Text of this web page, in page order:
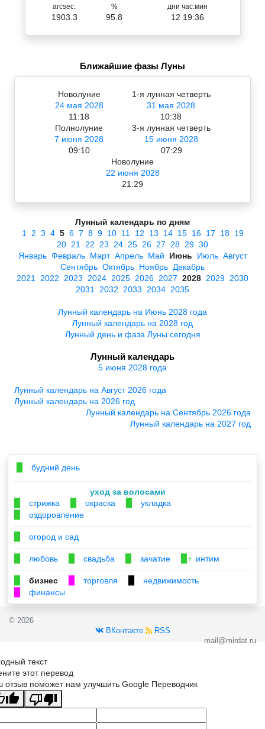
arcsec.
1903.3
%
95.8
дни час:мин
12 19:36
Ближайшие фазы Луны
Новолуние
24 мая 2028
11:18
1-я лунная четверть
31 мая 2028
10:38
Полнолуние
7 июня 2028
09:10
3-я лунная четверть
15 июня 2028
07:29
Новолуние
22 июня 2028
21:29
Лунный календарь по дням
1
2 3 4 5 6 7 8 9 10 11 12 13 14 15 16 17 18 19
20 21 22 23 24 25 26 27 28 29 30
Январь Февраль Март Апрель Май Июнь Июль Август
Сентябрь Октябрь Ноябрь Декабрь
2021
2022 2023 2024 2025 2026 2027 2028 2029 2030
2031
2032 2033 2034 2035
Лунный календарь на Июнь 2028 года
Лунный календарь на 2028 год
Лунный день и фаза Луны сегодня
Лунный календарь
5 июня 2028 года
Лунный календарь на Август 2026 года
Лунный календарь на 2026 год
Лунный календарь на Сентябрь 2026 года
Лунный календарь на 2027 год
будний день
уход за волосами
стрижка окраска укладка
оздоровление
огород и сад
любовь свадьба зачатие ▉+ интим
бизнес торговля недвижимость
финансы
© 2026
ВКонтакте
RSS
mail@mirdat.ru
текст
этот перевод
отзыв поможет нам улучшить Google Переводчик